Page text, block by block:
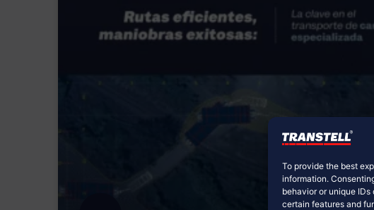
To provide the best
information.
behavior or unique
certain features and